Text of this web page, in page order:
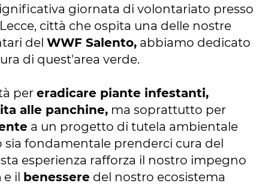
giornata di volontariato presso
città che ospita una delle nostre
del WWF Salento, abbiamo dedicato
di quest'area verde.
per eradicare piante infestanti,
alle panchine, ma soprattutto per
a un progetto di tutela ambientale
sia fondamentale prenderci cura del
esperienza rafforza il nostro impegno
e il benessere del nostro ecosistema